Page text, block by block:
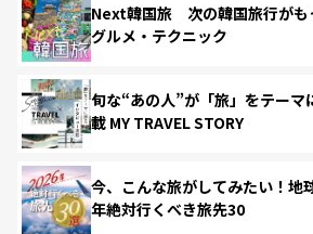
Next韓国旅 次の韓国旅行がも
グルメ・テクニック
旬な“あの人”が「旅」をテーマ
載 MY TRAVEL STORY
今、こんな旅がしてみたい！地
年絶対行くべき旅先30